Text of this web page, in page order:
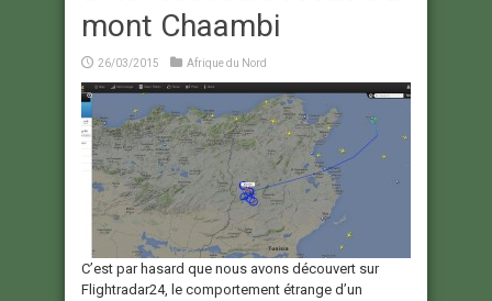
mont Chaambi
26/03/2015 Afrique du Nord
C’est par hasard que nous avons découvert sur
Flightradar24, le comportement étrange d’un